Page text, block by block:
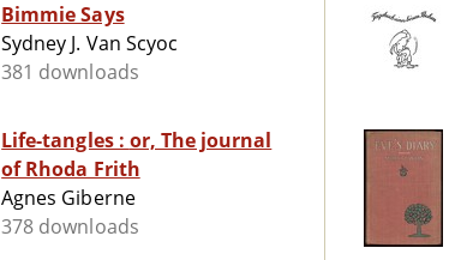
Bimmie Says
Sydney J. Van Scyoc
381 downloads
Life-tangles : or, The journal
of Rhoda Frith
Agnes Giberne
378 downloads